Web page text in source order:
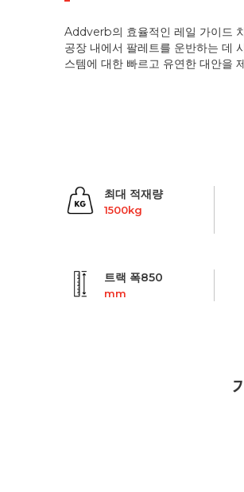
Addverb의 효율적인 레일 가이드
공장 내에서 팔레트를 운반하는 데
스템에 대한 빠르고 유연한 대안을
최대 적재량
1500kg
트랙 폭850
mm